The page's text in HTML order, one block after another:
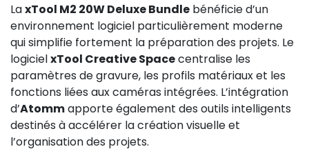
LaxTool M2 20W Deluxe Bundle bénéficie d’un
environnement logiciel particulièrement moderne
qui simplifie fortement la préparation des projets. Le
logicielxTool Creative Spacecentralise les
paramètres de gravure, les profils matériaux et les
fonctions liées aux caméras intégrées. L’intégration
d’Atommapporte également des outils intelligents
destinés à accélérer la création visuelle et
l’organisation des projets.